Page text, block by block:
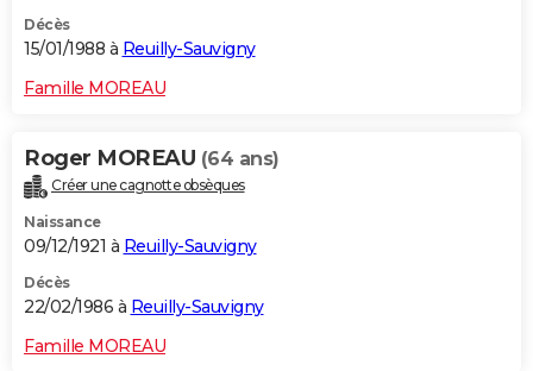
Décès
15/01/1988 à Reuilly-Sauvigny
Famille MOREAU
Roger MOREAU (64 ans)
Créer une cagnotte obsèques
Naissance
09/12/1921 à Reuilly-Sauvigny
Décès
22/02/1986 à Reuilly-Sauvigny
Famille MOREAU